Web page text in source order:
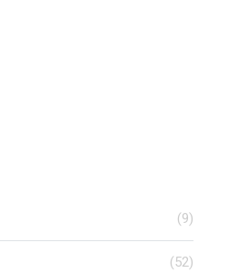
(9)
(52)